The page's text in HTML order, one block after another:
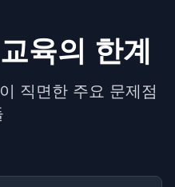
육의 한계
직면한 주요 문제점